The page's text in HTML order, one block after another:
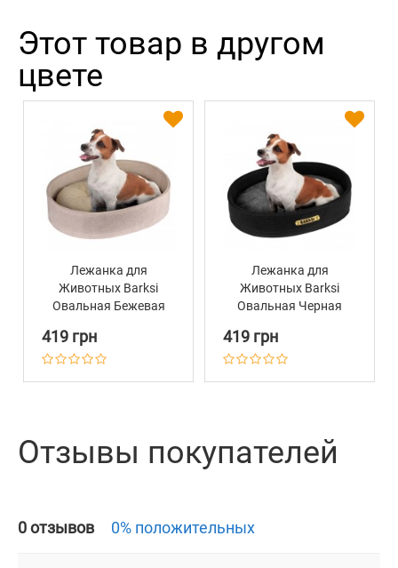
Этот товар в другом
цвете
Лежанка для
Животных Barksi
Овальная Бежевая
419 грн
Лежанка для
Животных Barksi
Овальная Черная
419 грн
Отзывы покупателей
0 отзывов 0% положительных